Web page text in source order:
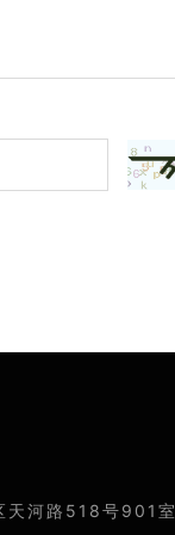
天河路518号901室